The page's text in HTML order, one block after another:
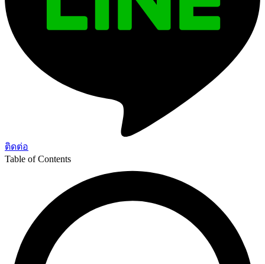
ติดต่อ
Table of Contents